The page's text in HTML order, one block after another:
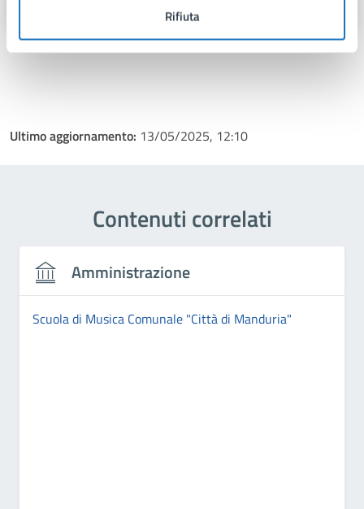
Rifiuta
Ultimo aggiornamento: 13/05/2025, 12:10
Contenuti correlati
Amministrazione
Scuola di Musica Comunale "Città di Manduria"